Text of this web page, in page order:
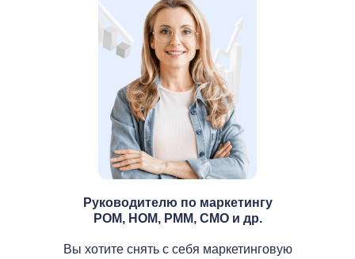
Руководителю по маркетингу
РОМ, HOM, PMM, CMO и др.
Вы хотите снять с себя маркетинговую